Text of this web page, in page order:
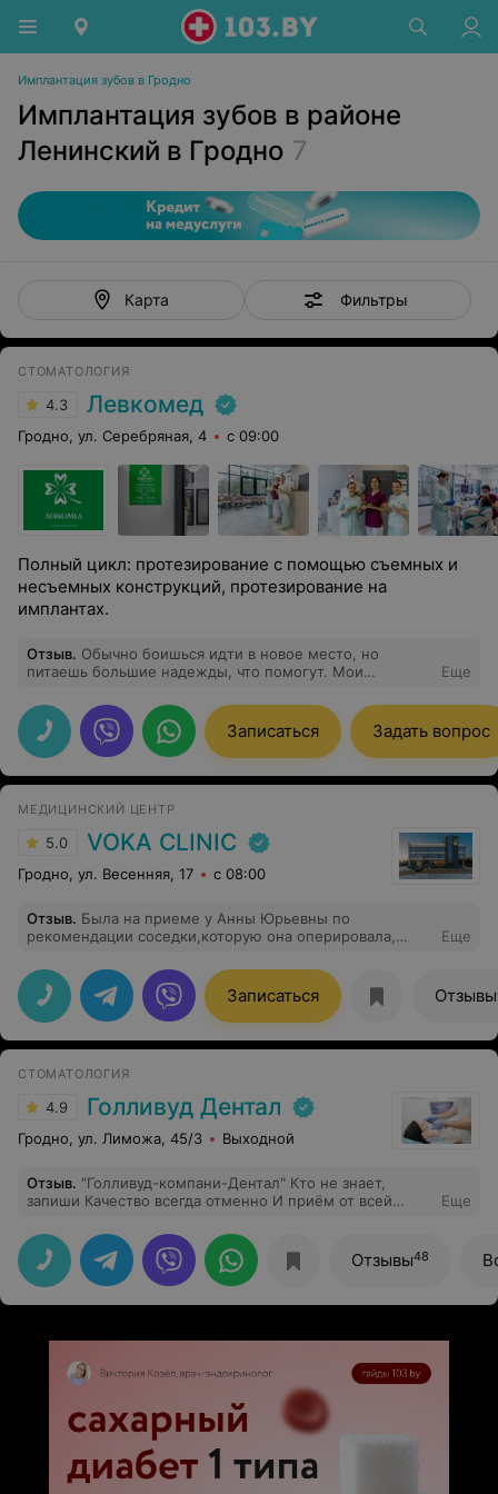
Имплантация зубов в Гродно
Имплантация зубов в районе
Ленинский в Гродно 7
Карта Фильтры
СТОМАТОЛОГИЯ
4.3 Левкомед
Гродно, ул. Серебряная, 4 с 09:00
Полный цикл: протезирование с помощью съемных и
несъемных конструкций, протезирование на
имплантах.
Отзыв. Обычно боишься идти в новое место, но
питаешь большие надежды, что помогут. Мои
улыбку без боли!!!!!!
Еще
Записаться Задать вопрос
МЕДИЦИНСКИЙ ЦЕНТР
5.0 VOKA CLINIC
Гродно, ул. Весенняя, 17 с 08:00
Отзыв. Была на приеме у Анны Юрьевны по
рекомендации соседки,которую она оперировала,
осмотрела, объяснила почему именно возникло
заболевание. Доктор дала грамотные рекомендации
не только по глазам, но и в целом,по здоровью.
Еще
Записаться Отзывы
СТОМАТОЛОГИЯ
4.9 Голливуд Дентал
Гродно, ул. Лиможа, 45/3 Выходной
Отзыв. "Голливуд-компани-Дентал" Кто не знает,
запиши Качество всегда отменно И приём от всей
блистать Сорок пять, дробь три, Лиможа Здесь вам
рады, будут ждать! Спасибо, всё здорово.
Еще
Отзывы48